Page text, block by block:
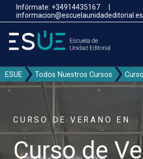
Pasar
contenido
principal
Infórmate: +34914435167
|
informacion@escuelaunidadeditorial.es
ESUE Todos Nuestros Cursos
CURSO DE VERANO EN
Curso de